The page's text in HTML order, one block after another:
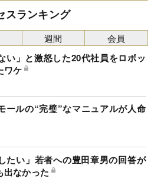
スランキング
い」と激怒した20代社員をロボッ
ワケ
ールの“完璧”なマニュアルが人命
たい」若者への豊田章男の回答が
出なかった
週間 会員